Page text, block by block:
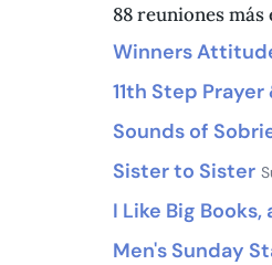
88 reuniones más
Winners
11th Step
Sounds of
Sister to Sister
I Like Big
Men's Sunday